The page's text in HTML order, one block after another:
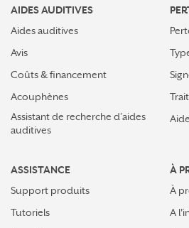
AIDES AUDITIVES
Aides auditives
Avis
Coûts & financement
Acouphènes
Assistant de recherche d’aides
auditives
ASSISTANCE
Support produits
Tutoriels
À
À
A